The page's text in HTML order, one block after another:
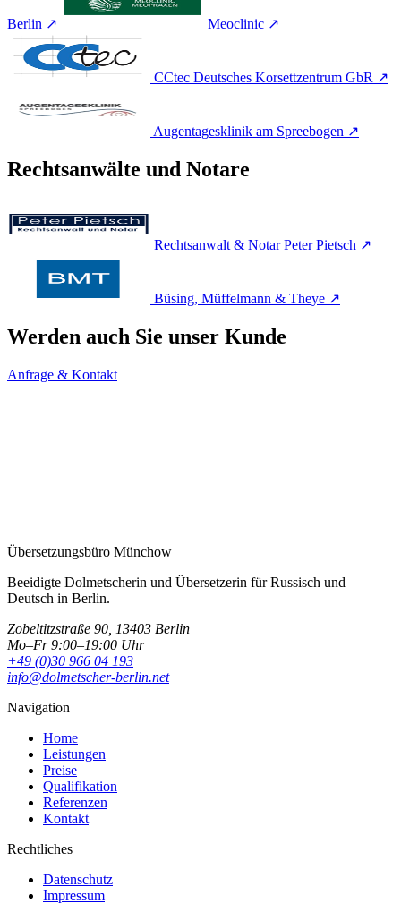
Berlin ↗ Meoclinic ↗
CCtec Deutsches Korsettzentrum GbR ↗
Augentagesklinik am Spreebogen ↗
Rechtsanwälte und Notare
Rechtsanwalt & Notar Peter Pietsch ↗
Büsing, Müffelmann & Theye ↗
Werden auch Sie unser Kunde
Anfrage & Kontakt
Übersetzungsbüro Münchow
Beeidigte Dolmetscherin und Übersetzerin für Russisch und
Deutsch in Berlin.
Zobeltitzstraße 90, 13403 Berlin
Mo–Fr 9:00–19:00 Uhr
+49 (0)30 966 04 193
info@dolmetscher-berlin.net
Navigation
Home
Leistungen
Preise
Qualifikation
Referenzen
Kontakt
Rechtliches
Datenschutz
Impressum